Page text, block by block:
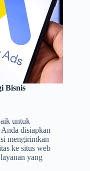
Bisnis
untuk
disiapkan
mengirimkan
ke situs web
yang